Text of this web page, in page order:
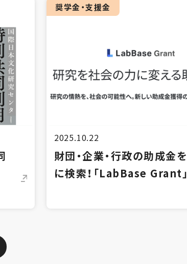
奨学金・支援金
2025.10.22
財団・企業・行政の助成金
に検索！「LabBase Grant」